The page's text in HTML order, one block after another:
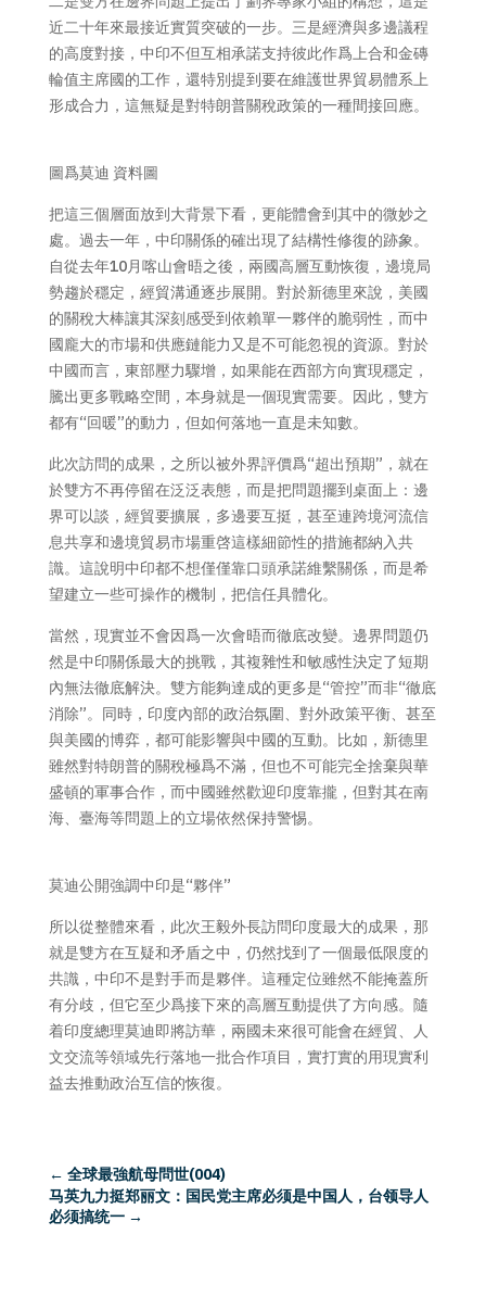
近二十年來最接近實質突破的一步。三是經濟與多邊議程
的高度對接，中印不但互相承諾支持彼此作爲上合和金磚
輪值主席國的工作，還特別提到要在維護世界貿易體系上
形成合力，這無疑是對特朗普關稅政策的一種間接回應。
圖爲莫迪 資料圖
把這三個層面放到大背景下看，更能體會到其中的微妙之
處。過去一年，中印關係的確出現了結構性修復的跡象。
自從去年10月喀山會晤之後，兩國高層互動恢復，邊境局
勢趨於穩定，經貿溝通逐步展開。對於新德里來說，美國
的關稅大棒讓其深刻感受到依賴單一夥伴的脆弱性，而中
國龐大的市場和供應鏈能力又是不可能忽視的資源。對於
中國而言，東部壓力驟增，如果能在西部方向實現穩定，
騰出更多戰略空間，本身就是一個現實需要。因此，雙方
都有“回暖”的動力，但如何落地一直是未知數。
此次訪問的成果，之所以被外界評價爲“超出預期”，就在
於雙方不再停留在泛泛表態，而是把問題擺到桌面上：邊
界可以談，經貿要擴展，多邊要互挺，甚至連跨境河流信
息共享和邊境貿易市場重啓這樣細節性的措施都納入共
識。這說明中印都不想僅僅靠口頭承諾維繫關係，而是希
望建立一些可操作的機制，把信任具體化。
當然，現實並不會因爲一次會晤而徹底改變。邊界問題仍
然是中印關係最大的挑戰，其複雜性和敏感性決定了短期
內無法徹底解決。雙方能夠達成的更多是“管控”而非“徹底
消除”。同時，印度內部的政治氛圍、對外政策平衡、甚至
與美國的博弈，都可能影響與中國的互動。比如，新德里
雖然對特朗普的關稅極爲不滿，但也不可能完全捨棄與華
盛頓的軍事合作，而中國雖然歡迎印度靠攏，但對其在南
海、臺海等問題上的立場依然保持警惕。
莫迪公開強調中印是“夥伴”
所以從整體來看，此次王毅外長訪問印度最大的成果，那
就是雙方在互疑和矛盾之中，仍然找到了一個最低限度的
共識，中印不是對手而是夥伴。這種定位雖然不能掩蓋所
有分歧，但它至少爲接下來的高層互動提供了方向感。隨
着印度總理莫迪即將訪華，兩國未來很可能會在經貿、人
文交流等領域先行落地一批合作項目，實打實的用現實利
益去推動政治互信的恢復。
← 全球最強航母問世(004)
马英九力挺郑丽文：国民党主席必须是中国人，台领导人
必须搞统一→